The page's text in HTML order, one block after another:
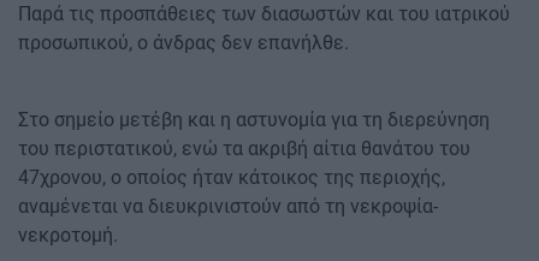
Παρά τις προσπάθειες των διασωστών και του ιατρικού
προσωπικού, ο άνδρας δεν επανήλθε.
Στο σημείο μετέβη και η αστυνομία για τη διερεύνηση
του περιστατικού, ενώ τα ακριβή αίτια θανάτου του
47χρονου, ο οποίος ήταν κάτοικος της περιοχής,
αναμένεται να διευκρινιστούν από τη νεκροψία-
νεκροτομή.